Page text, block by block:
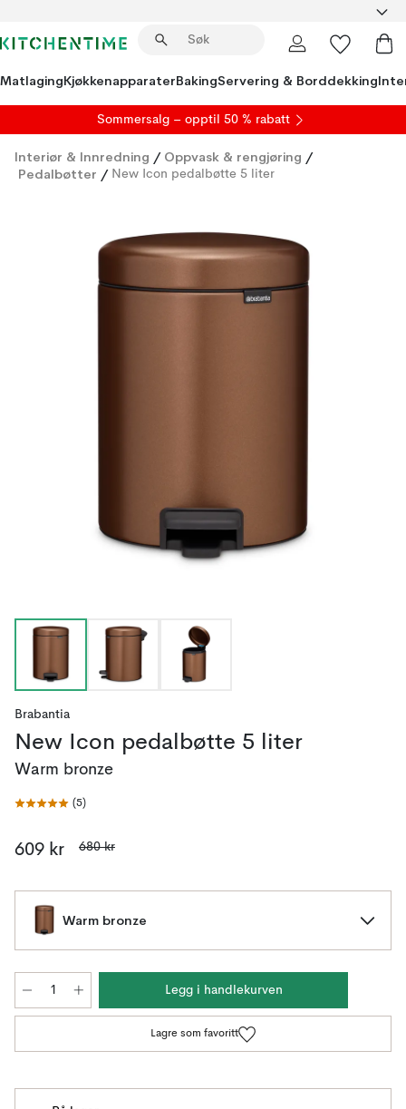
MatlagingKjøkkenapparaterBakingServering & Borddekking
Sommersalg – opptil 50 % rabatt
Interiør & Innredning / Oppvask & rengjøring /
Pedalbøtter / New Icon pedalbøtte 5 liter
Brabantia
New Icon pedalbøtte 5 liter
Warm bronze
(5)
609 kr 680 kr
Warm bronze
Legg i handlekurven
Lagre som favoritt